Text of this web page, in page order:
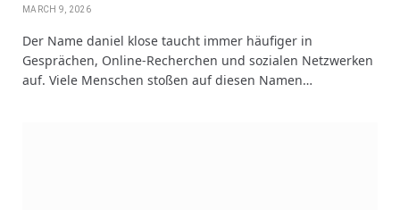
MARCH 9, 2026
Der Name daniel klose taucht immer häufiger in
Gesprächen, Online-Recherchen und sozialen Netzwerken
auf. Viele Menschen stoßen auf diesen Namen…